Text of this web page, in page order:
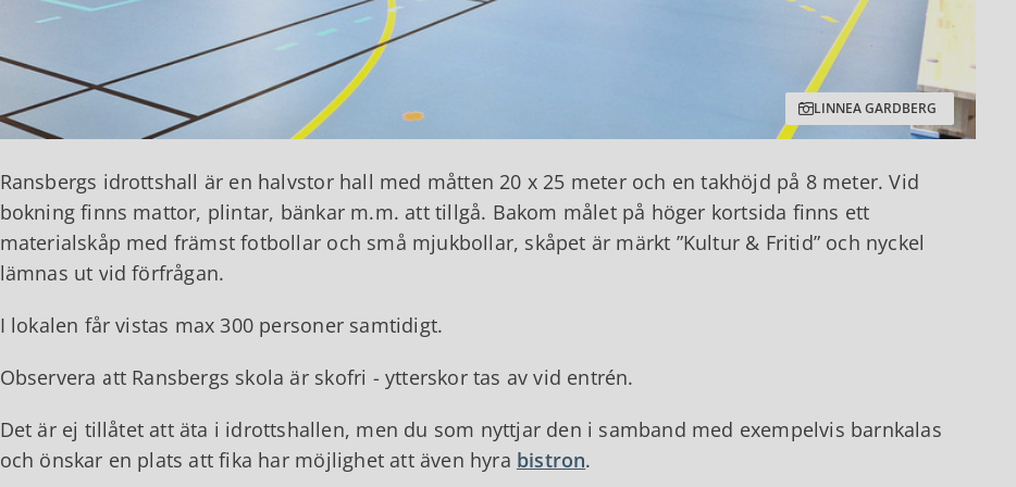
LINNEA GARDBERG
Ransbergs idrottshall är en halvstor hall med måtten 20 x 25 meter och en takhöjd på 8 meter. Vid
bokning finns mattor, plintar, bänkar m.m. att tillgå. Bakom målet på höger kortsida finns ett
materialskåp med främst fotbollar och små mjukbollar, skåpet är märkt ”Kultur & Fritid” och nyckel
lämnas ut vid förfrågan.
I lokalen får vistas max 300 personer samtidigt.
Observera att Ransbergs skola är skofri - ytterskor tas av vid entrén.
Det är ej tillåtet att äta i idrottshallen, men du som nyttjar den i samband med exempelvis barnkalas
och önskar en plats att fika har möjlighet att även hyra bistron.